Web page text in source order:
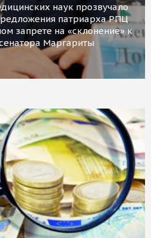
наук прозвучало
патриарха РПЦ
запрете на «склонение» к
Маргариты